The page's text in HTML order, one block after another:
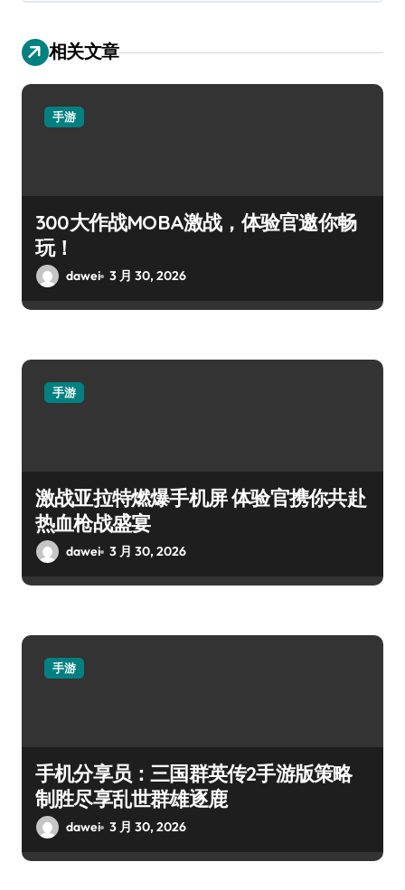
相关文章
手游
300大作战MOBA激战，体验官邀你畅
玩！
dawei 3 月 30, 2026
手游
激战亚拉特燃爆手机屏 体验官携你共赴
热血枪战盛宴
dawei 3 月 30, 2026
手游
手机分享员：三国群英传2手游版策略
制胜尽享乱世群雄逐鹿
dawei 3 月 30, 2026